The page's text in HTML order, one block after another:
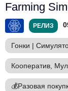
Farming
РЕЛИЗ
Гонки |
Кооператив,
💰Разовая